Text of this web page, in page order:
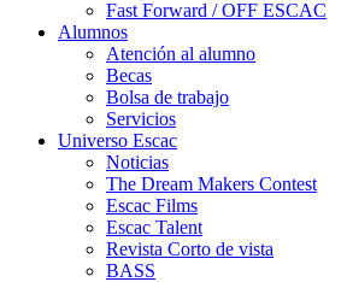
Fast Forward / OFF ESCAC
Alumnos
Atención al alumno
Becas
Bolsa de trabajo
Servicios
Universo Escac
Noticias
The Dream Makers Contest
Escac Films
Escac Talent
Revista Corto de vista
BASS